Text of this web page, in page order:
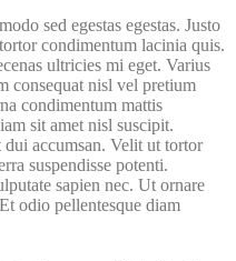
sed egestas egestas. Justo
condimentum lacinia quis.
ultricies mi eget. Varius
consequat nisl vel pretium
condimentum mattis
sit amet nisl suscipit.
accumsan. Velit ut tortor
suspendisse potenti.
sapien nec. Ut ornare
odio pellentesque diam